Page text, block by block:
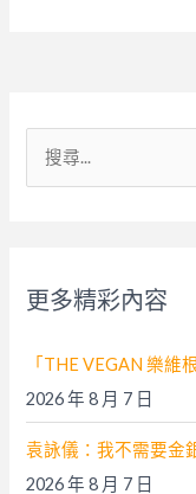
:
更多精彩內容
「THE VEGAN 樂
2026 年 8 月 7 日
袁詠儀：我不需要金
2026 年 8 月 7 日